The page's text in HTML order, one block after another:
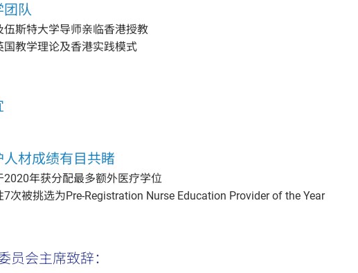
团队
伍斯特大学导师亲临香港授教
国教学理论及香港实践模式
人材成绩有目共睹
2020年获分配最多额外医疗学位
7次被挑选为Pre-Registration Nurse Education Provider of the Year
员会主席致辞：